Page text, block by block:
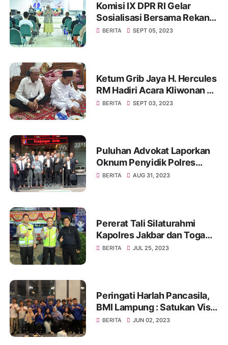
Komisi IX DPR RI Gelar
Sosialisasi Bersama Rekan
Mitra Kerjanya BKKBN di
BERITA SEPT 05, 2023
Ketum Grib Jaya H. Hercules
RM Hadiri Acara Kliwonan di
Pekalongan dan Milad Ke 11
BERITA SEPT 03, 2023
Puluhan Advokat Laporkan
Oknum Penyidik Polres
JAKSEL Ke Propam Mabes
BERITA AUG 31, 2023
Pererat Tali Silaturahmi
Kapolres Jakbar dan Toga
Serta Tomas, Ini Kata Tokoh
BERITA JUL 25, 2023
Peringati Harlah Pancasila,
BMI Lampung : Satukan Visi,
Merajut Persatuan
BERITA JUN 02, 2023